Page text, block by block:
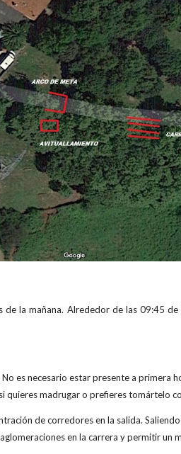
la mañana. Alrededor de las 09:45
es necesario estar presente a primera
quieres madrugar o prefieres tomártelo
de corredores en la salida.
en la carrera y permitir un